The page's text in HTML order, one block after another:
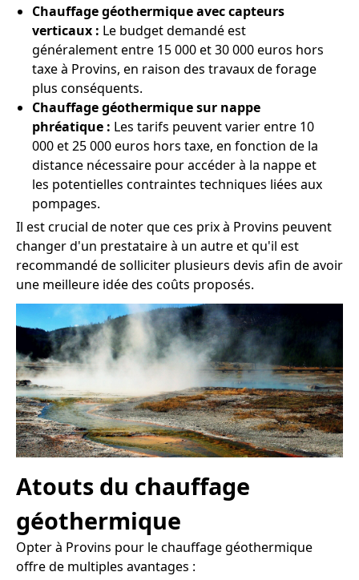
Chauffage géothermique avec capteurs
verticaux : Le budget demandé est
généralement entre 15 000 et 30 000 euros hors
taxe à Provins, en raison des travaux de forage
plus conséquents.
Chauffage géothermique sur nappe
phréatique : Les tarifs peuvent varier entre 10
000 et 25 000 euros hors taxe, en fonction de la
distance nécessaire pour accéder à la nappe et
les potentielles contraintes techniques liées aux
pompages.
Il est crucial de noter que ces prix à Provins peuvent
changer d'un prestataire à un autre et qu'il est
recommandé de solliciter plusieurs devis afin de avoir
une meilleure idée des coûts proposés.
Atouts du chauffage
géothermique
Opter à Provins pour le chauffage géothermique
offre de multiples avantages :